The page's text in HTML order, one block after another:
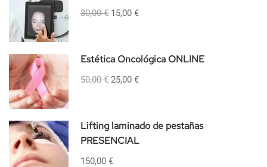
30,00 € 15,00 €
Estética Oncológica ONLINE
50,00 € 25,00 €
Lifting laminado de pestañas
PRESENCIAL
150,00 €